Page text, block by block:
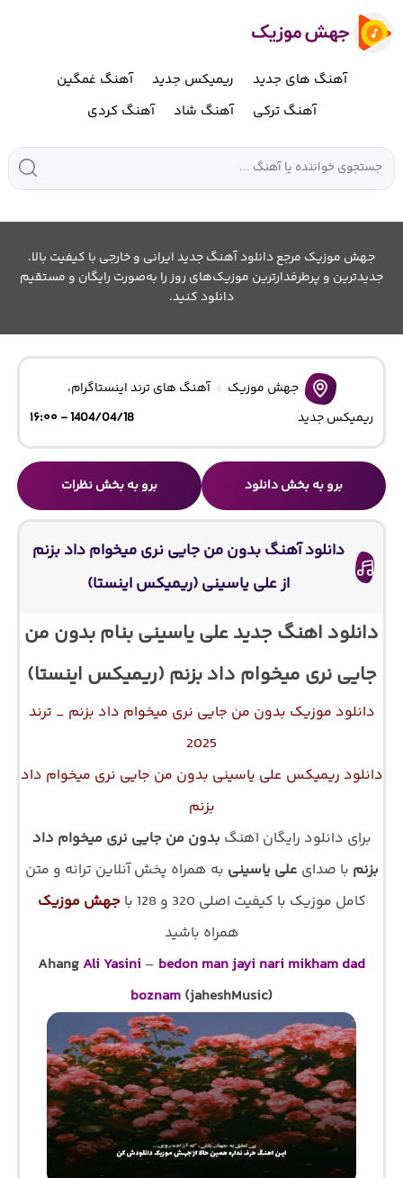
آهنگ های جدید ریمیکس جدید
آهنگ غمگین
آهنگ ترکی
آهنگ شاد آهنگ کردی
جهش موزیک مرجع دانلود آهنگ جدید ایرانی و خارجی با کیفیت بالا.
جدیدترین و پرطرفدارترین موزیک‌های روز را به‌صورت رایگان و مستقیم
دانلود کنید.
جهش موزیک آهنگ های ترند اینستاگرام،
ریمیکس جدید
1404/04/18 - ۱۶:۰۰
برو به بخش دانلود برو به بخش نظرات
دانلود آهنگ بدون من جایی نری میخوام داد بزنم
از علی یاسینی (ریمیکس اینستا)
دانلود اهنگ جدید علی یاسینی بنام بدون من
جایی نری میخوام داد بزنم (ریمیکس اینستا)
دانلود موزیک بدون من جایی نری میخوام داد بزنم _ ترند
2025
دانلود ریمیکس علی یاسینی بدون من جایی نری میخوام داد
بزنم
برای دانلود رایگان اهنگ بدون من جایی نری میخوام داد
بزنم با صدای علی یاسینی به همراه پخش آنلاین ترانه و متن
کامل موزیک با کیفیت اصلی 320 و 128 با
جهش موزیک
همراه باشید
Ahang Ali Yasini – bedon man jayi nari mikham dad
boznam (jaheshMusic)